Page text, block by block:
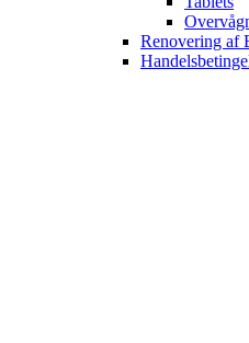
Renovering af